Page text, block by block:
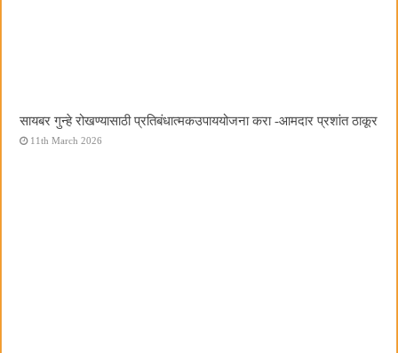
सायबर गुन्हे रोखण्यासाठी प्रतिबंधात्मकउपाययोजना करा -आमदार प्रशांत ठाकूर
11th March 2026